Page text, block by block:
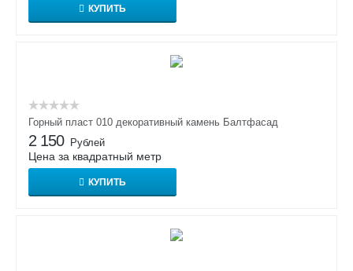
КУПИТЬ
Горный пласт 010 декоративный камень Балтфасад
2 150 Рублей
Цена за квадратный метр
КУПИТЬ